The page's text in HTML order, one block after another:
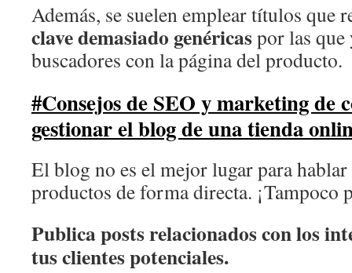
Además, se suelen emplear títulos que
clave demasiado genéricaspor las que
buscadores con la página del producto.
#Consejos de SEO y marketing de
gestionar el blog de una tienda
El blog no es el mejor lugar para
productos de forma directa. ¡Tampoco
Publica posts relacionados con los
tus clientes potenciales.